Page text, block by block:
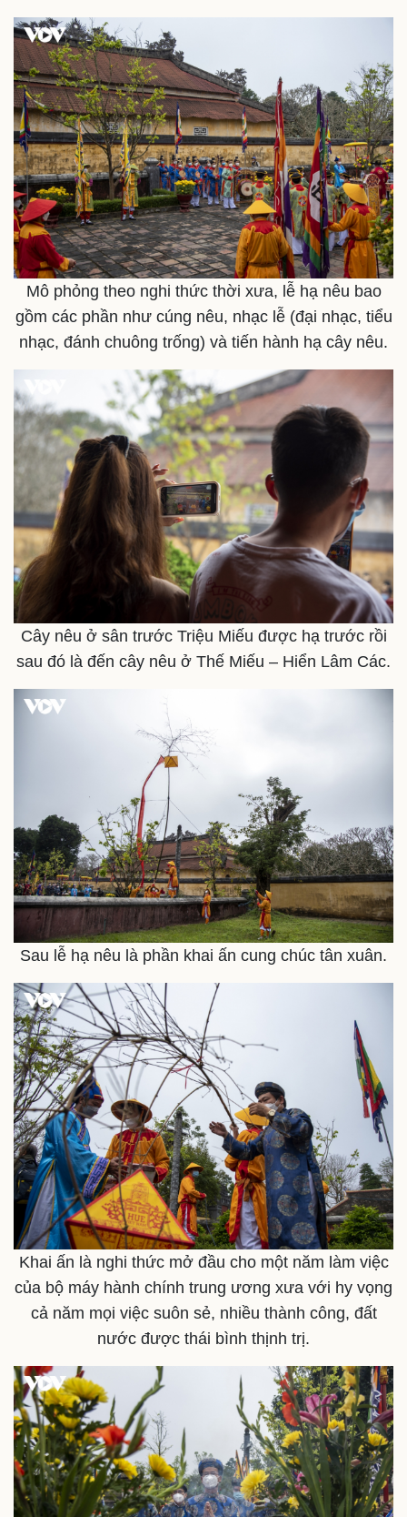
Thế giới
Quan sát
Cuộc sống đó đây
Hồ sơ
Multimedia
E-Magazine
Infographic
Kinh tế
Chứng khoán
Giá cà phê
Pháp luật
Vụ án
Tin nóng
Tư vấn luật
Quân sự - Quốc phòng
Vũ khí
Việt Nam
Phân tích
Mô phỏng theo nghi thức thời xưa, lễ hạ nêu bao
gồm các phần như cúng nêu, nhạc lễ (đại nhạc, tiểu
nhạc, đánh chuông trống) và tiến hành hạ cây nêu.
Cây nêu ở sân trước Triệu Miếu được hạ trước rồi
sau đó là đến cây nêu ở Thế Miếu – Hiển Lâm Các.
Sau lễ hạ nêu là phần khai ấn cung chúc tân xuân.
Khai ấn là nghi thức mở đầu cho một năm làm việc
của bộ máy hành chính trung ương xưa với hy vọng
cả năm mọi việc suôn sẻ, nhiều thành công, đất
nước được thái bình thịnh trị.